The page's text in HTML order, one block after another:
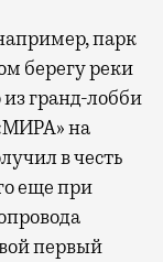
парк
берегу реки
гранд-лобби
на
в честь
еще при
первый